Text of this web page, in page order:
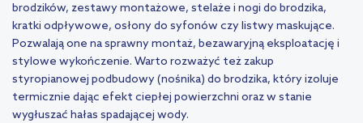
brodzików, zestawy montażowe, stelaże i nogi do brodzika,
kratki odpływowe, osłony do syfonów czy listwy maskujące.
Pozwalają one na sprawny montaż, bezawaryjną eksploatację i
stylowe wykończenie. Warto rozważyć też zakup
styropianowej podbudowy (nośnika) do brodzika, który izoluje
termicznie dając efekt ciepłej powierzchni oraz w stanie
wygłuszać hałas spadającej wody.